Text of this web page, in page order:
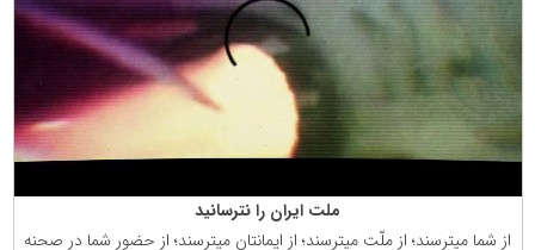
ملت ایران را نترسانید
از شما میترسند؛ از ملّت میترسند؛ از ایمانتان میترسند؛ از حضور شما در صحنه